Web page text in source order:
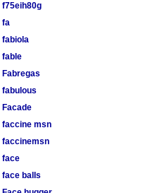
f75eih80g
fa
fabiola
fable
Fabregas
fabulous
Facade
faccine msn
faccinemsn
face
face balls